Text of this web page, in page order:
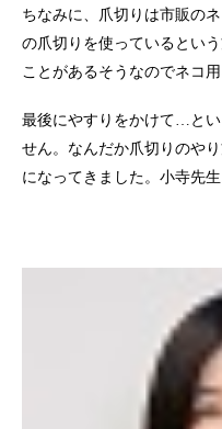
ちなみに、爪切りは市販の
の爪切りを使っているとい
ことがあるそうなのでネコ用
最後にやすりをかけて…と
せん。なんだか爪切りのや
になってきました。小寺先